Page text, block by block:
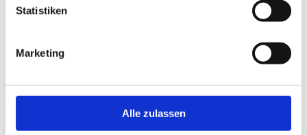
Statistiken
Marketing
Alle zulassen